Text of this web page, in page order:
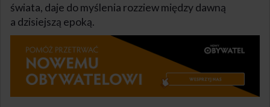
świata, daje do myślenia rozziew między dawną
a dzisiejszą epoką.